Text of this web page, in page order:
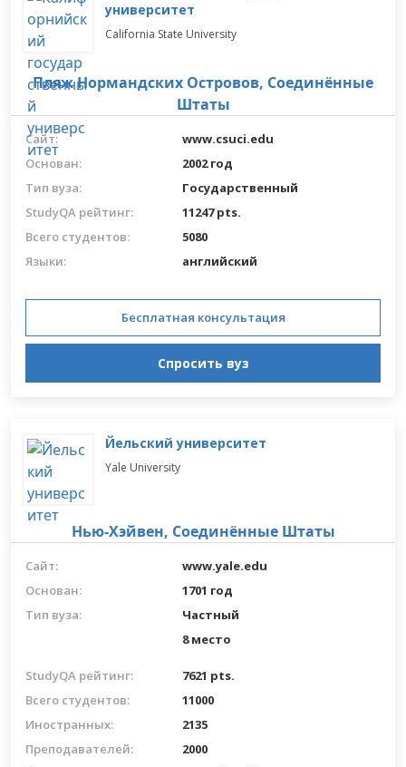
университет
California State University
Пляж Нормандских Островов, Соединённые
Штаты
Сайт:
www.csuci.edu
Основан:
2002 год
Тип вуза:
Государственный
StudyQA рейтинг:
11247 pts.
Всего студентов:
5080
Языки:
английский
Бесплатная консультация
Спросить вуз
Йельский университет
Yale University
Нью-Хэйвен, Соединённые Штаты
Сайт:
www.yale.edu
Основан:
1701 год
Тип вуза:
Частный
8 место
StudyQA рейтинг:
7621 pts.
Всего студентов:
11000
Иностранных:
2135
Преподавателей:
2000